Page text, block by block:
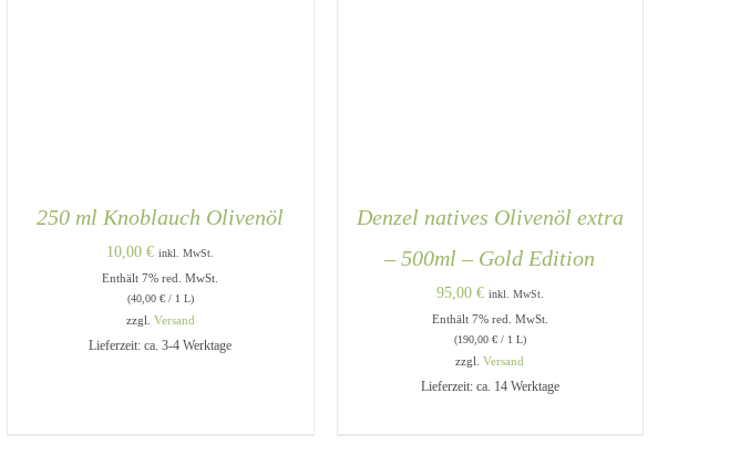
250 ml Knoblauch Olivenöl
10,00€ inkl. MwSt.
Enthält 7% red. MwSt.
(40,00 €/ 1 L)
zzgl. Versand
Lieferzeit: ca. 3-4 Werktage
Denzel natives Olivenöl extra
– 500ml – Gold Edition
95,00 € inkl. MwSt.
Enthält 7% red. MwSt.
(190,00 €/ 1 L)
zzgl.Versand
Lieferzeit: ca. 14 Werktage